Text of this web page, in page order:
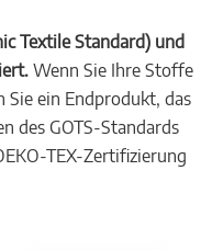
Textile Standard) und
Wenn Sie Ihre Stoffe
Sie ein Endprodukt, das
des GOTS-Standards
TEX-Zertifizierung